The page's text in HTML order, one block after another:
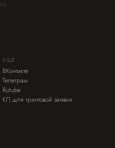
ЕЩЁ
ВКонтакте
Телеграм
Rutube
КП для грантовой заявки